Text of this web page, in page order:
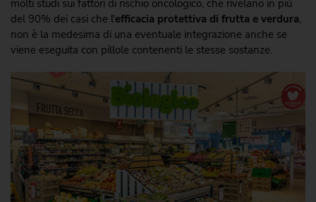
molti studi sui fattori di rischio oncologico, che rivelano in più
del 90% dei casi che l'efficacia protettiva di frutta e verdura,
non è la medesima di una eventuale integrazione anche se
viene eseguita con pillole contenenti le stesse sostanze.